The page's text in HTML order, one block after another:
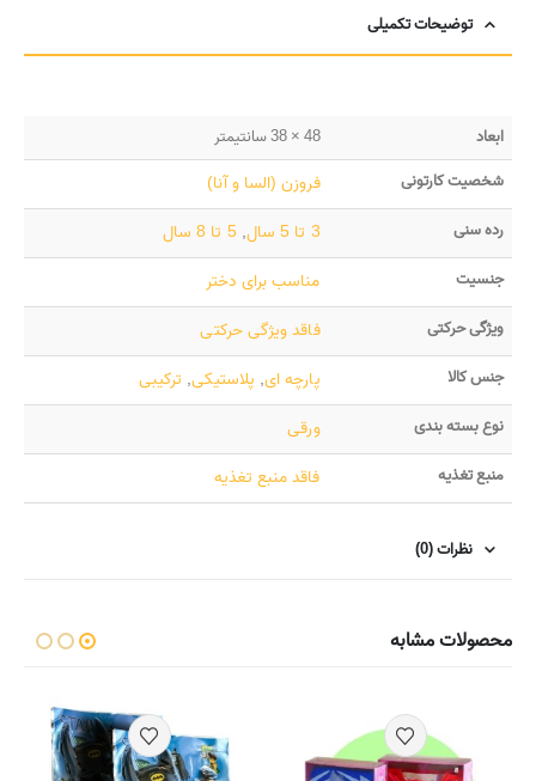
توضیحات تکمیلی
ابعاد
48 × 38 سانتیمتر
شخصیت کارتونی
فروزن (السا و آنا)
رده سنی 3 تا 5 سال ,5 تا 8 سال
جنسیت مناسب برای دختر
ویژگی حرکتی فاقد ویژگی حرکتی
جنس کالا پارچه ای, پلاستیکی, ترکیبی
نوع بسته بندی ورقی
منبع تغذیه فاقد منبع تغذیه
نظرات (0)
محصولات مشابه